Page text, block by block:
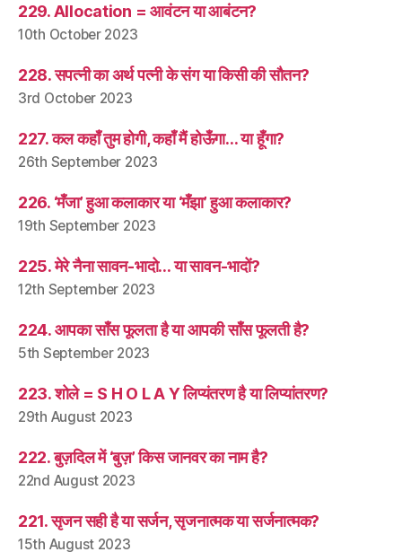
229. Allocation = आवंटन या आबंटन?
10th October 2023
228. सपत्नी का अर्थ पत्नी के संग या किसी की सौतन?
3rd October 2023
227. कल कहाँ तुम होगी, कहाँ मैं होऊँगा… या हूँगा?
26th September 2023
226. ‘मँजा’ हुआ कलाकार या ‘मँझा’ हुआ कलाकार?
19th September 2023
225. मेरे नैना सावन-भादो… या सावन-भादों?
12th September 2023
224. आपका साँस फूलता है या आपकी साँस फूलती है?
5th September 2023
223. शोले = S H O L A Y लिप्यंतरण है या लिप्यांतरण?
29th August 2023
222. बुज़दिल में ‘बुज़’ किस जानवर का नाम है?
22nd August 2023
221. सृजन सही है या सर्जन, सृजनात्मक या सर्जनात्मक?
15th August 2023